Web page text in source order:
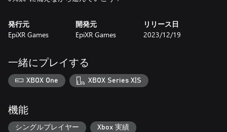
発行元
EpiXR Games
開発元
EpiXR Games
リリース日
2023/12/19
一緒にプレイする
XBOX One XBOX Series X|S
機能
シングルプレイヤー Xbox 実績